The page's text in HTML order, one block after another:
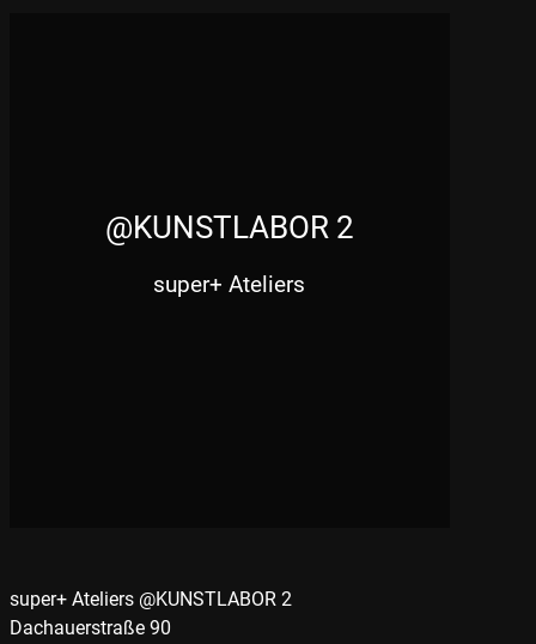
@KUNSTLABOR 2
super+ Ateliers
super+ Ateliers @KUNSTLABOR 2
Dachauerstraße 90